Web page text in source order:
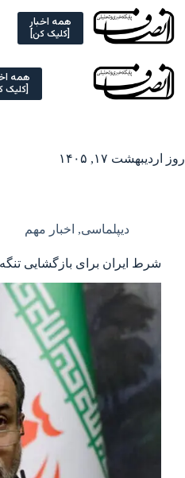
Skip
content
همه اخبار
[کلیک کن]
همه
[کلیک
روز اردیبهشت ۱۷, ۱۴۰۵
دیپلماسی, اخبار مهم
شرط ایران برای بازگشایی